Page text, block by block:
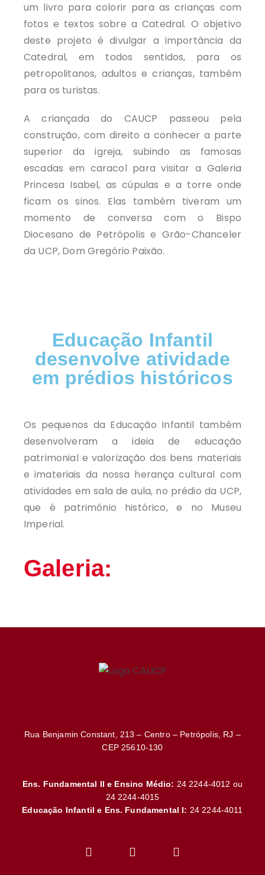
um livro para colorir para as crianças com
fotos e textos sobre a Catedral. O objetivo
deste projeto é divulgar a importância da
Catedral, em todos sentidos, para os
petropolitanos, adultos e crianças, também
para os turistas.
A criançada do CAUCP passeou pela
construção, com direito a conhecer a parte
superior da igreja, subindo as famosas
escadas em caracol para visitar a Galeria
Princesa Isabel, as cúpulas e a torre onde
ficam os sinos. Elas também tiveram um
momento de conversa com o Bispo
Diocesano de Petrópolis e Grão-Chanceler
da UCP, Dom Gregório Paixão.
Educação Infantil
desenvolve atividade
em prédios históricos
Os pequenos da Educação Infantil também
desenvolveram a ideia de educação
patrimonial e valorização dos bens materiais
e imateriais da nossa herança cultural com
atividades em sala de aula, no prédio da UCP,
que é patrimônio histórico, e no Museu
Imperial.
Galeria:
Rua Benjamin Constant, 213 – Centro – Petrópolis, RJ –
CEP 25610-130
Ens. Fundamental II e Ensino Médio: 24 2244-4012 ou
24 2244-4015
Educação Infantil e Ens. Fundamental I: 24 2244-4011